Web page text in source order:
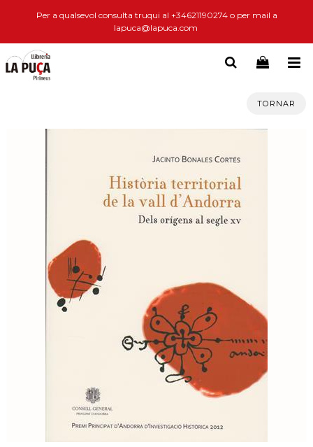
Per a qualsevol consulta truqui al +34621190274 o per mail a
lapuca@lapuca.com
TORNAR